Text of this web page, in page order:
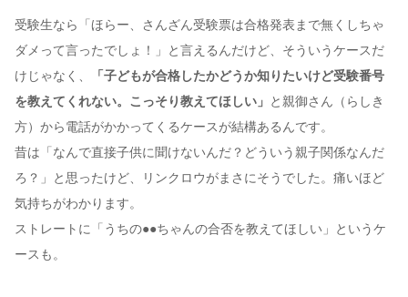
受験生なら「ほらー、さんざん受験票は合格発表まで無くしちゃ
ダメって言ったでしょ！」と言えるんだけど、そういうケースだ
けじゃなく、
「子どもが合格したかどうか知りたいけど受験番号
を教えてくれない。こっそり教えてほしい」 と親御さん（らしき
方）から電話がかかってくるケースが結構あるんです。
昔は「なんで直接子供に聞けないんだ？どういう親子関係なんだ
ろ？」と思ったけど、リンクロウがまさにそうでした。痛いほど
気持ちがわかります。
ストレートに「うちの●●ちゃんの合否を教えてほしい」というケ
ースも。